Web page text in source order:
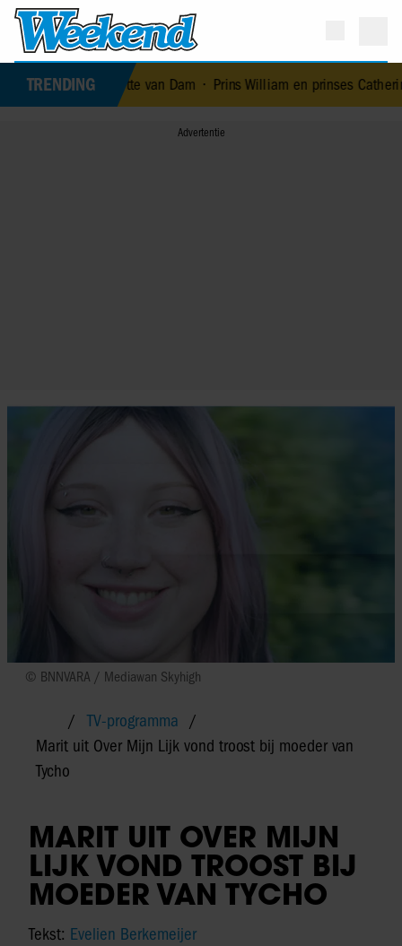
TRENDING
van Dam Prins William en prinses Catherine nemen
© BNNVARA / Mediawan Skyhigh
TV-programma
Marit uit Over Mijn Lijk vond troost bij moeder van
Tycho
MARIT UIT OVER MIJN
LIJK VOND TROOST BIJ
MOEDER VAN TYCHO
Tekst: Evelien Berkemeijer